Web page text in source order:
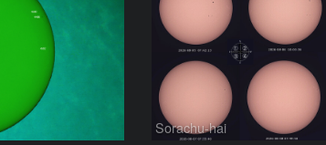
Sorachu-hai